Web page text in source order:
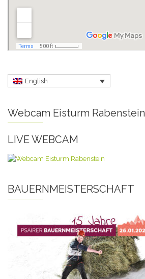
English
Webcam Eisturm Rabenstein
LIVE WEBCAM
BAUERNMEISTERSCHAFT